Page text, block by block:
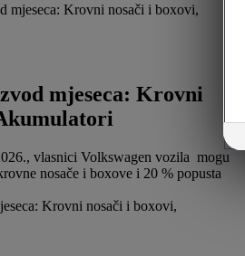
mjeseca: Krovni nosači i boxovi,
mjeseca: Krovni
vlasnici Volkswagen vozila mogu
nosače i boxove i 20 % popusta